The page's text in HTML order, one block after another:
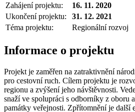
Zahájení projektu:
16. 11. 2020
Ukončení projektu:
31. 12. 2021
Téma projektu:
Regionální rozvoj
Informace o projektu
Projekt je zaměřen na zatraktivnění
pro cestovní ruch. Cílem projektu je
regionu a zvýšení jeho návštěvnosti.
snaží ve spolupráci s odborníky z oboru
památky veřejnosti. Zpřítomnění je další